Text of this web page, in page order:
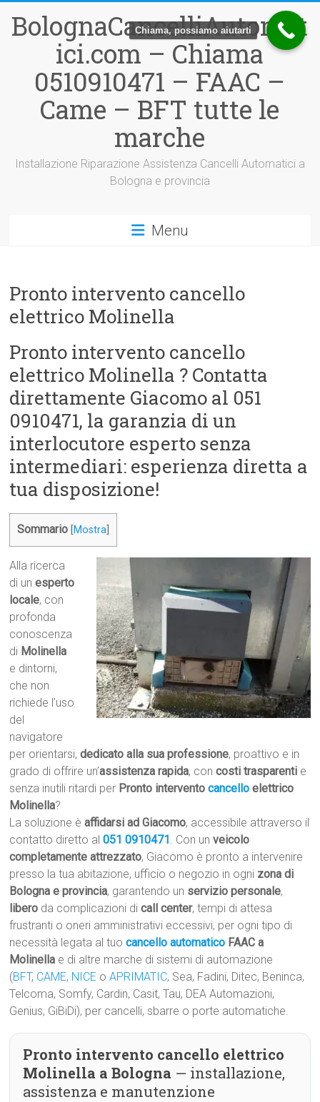
contenuto
BolognaCancelliAutomat
ici.com – Chiama
0510910471 – FAAC –
Came – BFT tutte le
marche
Installazione Riparazione Assistenza Cancelli Automatici a
Bologna e provincia
Menu
Pronto intervento cancello
elettrico Molinella
Pronto intervento cancello
elettrico Molinella ? Contatta
direttamente Giacomo al 051
0910471, la garanzia di un
interlocutore esperto senza
intermediari: esperienza diretta a
tua disposizione!
Sommario Mostra
Alla ricerca
di unesperto
locale, con
profonda
conoscenza
di Molinella
e dintorni,
che non
richiede l’uso
del
navigatore
per orientarsi,dedicato alla sua professione, proattivo e in
grado di offrire un’assistenza rapida, concosti trasparenti e
senza inutili ritardi per Pronto interventocancello elettrico
Molinella?
La soluzione èaffidarsi ad Giacomo, accessibile attraverso il
contatto diretto al051 0910471 . Con unveicolo
completamente attrezzato, Giacomo è pronto a intervenire
presso la tua abitazione, ufficio o negozio in ogni zona di
Bologna e provincia, garantendo un servizio personale,
libero da complicazioni dicall center, tempi di attesa
frustranti o oneri amministrativi eccessivi, per ogni tipo di
necessità legata al tuocancello automatico FAAC a
Molinella e di altre marche di sistemi di automazione
(BFT, CAME, NICE oAPRIMATIC, Sea, Fadini, Ditec, Beninca,
Telcoma, Somfy, Cardin, Casit, Tau, DEA Automazioni,
Genius, GiBiDi), per cancelli, sbarre o porte automatiche.
Pronto intervento cancello elettrico
Molinella a Bologna — installazione,
assistenza e manutenzione
Chiama, possiamo aiutarti